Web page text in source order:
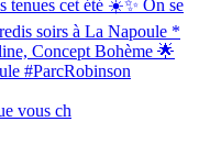
vous ch